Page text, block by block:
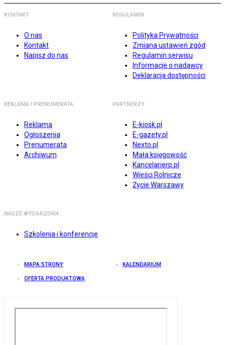
KONTAKT
O nas
Kontakt
Napisz do nas
REGULAMIN
Polityka Prywatności
Zmiana ustawień zgód
Regulamin serwisu
Informacje o nadawcy
Deklaracja dostępności
REKLAMA I PRENUMERATA
Reklama
Ogłoszenia
Prenumerata
Archiwum
PARTNERZY
E-kiosk.pl
E-gazety.pl
Nexto.pl
Mała księgowość
Kancelarierp.pl
Wieści Rolnicze
Życie Warszawy
NASZE WYDARZENIA
Szkolenia i konferencje
MAPA STRONY KALENDARIUM
OFERTA PRODUKTOWA